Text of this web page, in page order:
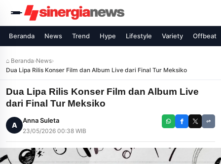
Beranda News Trend Hype Lifestyle Variety Offbeat
⌂ Beranda›News›
Dua Lipa Rilis Konser Film dan Album Live dari Final Tur Meksiko
Dua Lipa Rilis Konser Film dan Album Live
dari Final Tur Meksiko
A
Anna Suleta
23/05/2026 00:38 WIB